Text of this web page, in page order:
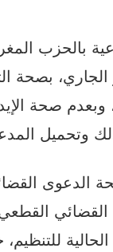
أمس الأربعاء 14
وبعدم صحة
وتحميل